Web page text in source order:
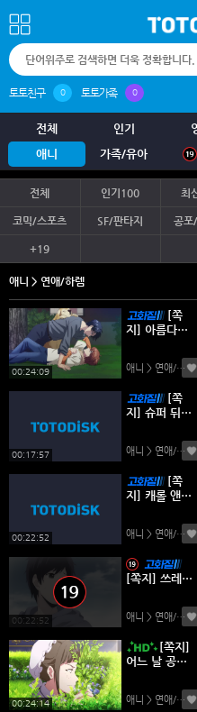
토토친구 0 토토가족 0
전체 인기
애니
가족/유아
전체 인기100 최
코믹/스포츠 SF/판타지 공포
+19
애니 > 연애/하렘
00:24:09
[쪽
지] 아름다운
기] 01-12완
결 -일상 순정
애니 > 연애/하렘
00:17:57
[쪽
지] 슈퍼 뒤에
는 두 사람 0
1-12완결 -일
라마-
애니 > 연애/하렘
00:22:52
[쪽
지] 캐롤 앤
음악 드라마-
애니 > 연애/하렘
00:22:52
[쪽지] 쓰레기
2완결 -일상
로맨스 드라애니 > 연애/하렘
00:24:14
[쪽지]
어느 날 공주
다 01-16완
결 -로맨스 판
애니 > 연애/하렘